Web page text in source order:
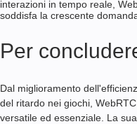
interazioni in tempo reale,
soddisfa la crescente
Per
Dal miglioramento
del ritardo nei giochi,
versatile ed essenziale. La